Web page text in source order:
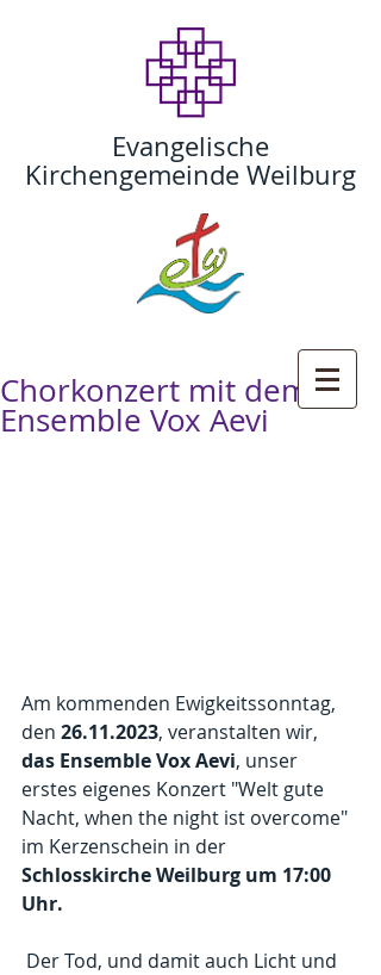
Evangelische
Kirchengemeinde Weilburg
Chorkonzert mit dem
Ensemble Vox Aevi
Am kommenden Ewigkeitssonntag,
den 26.11.2023, veranstalten wir,
das Ensemble Vox Aevi, unser
erstes eigenes Konzert "Welt gute
Nacht, when the night ist overcome"
im Kerzenschein in der
Schlosskirche Weilburg um 17:00
Uhr.